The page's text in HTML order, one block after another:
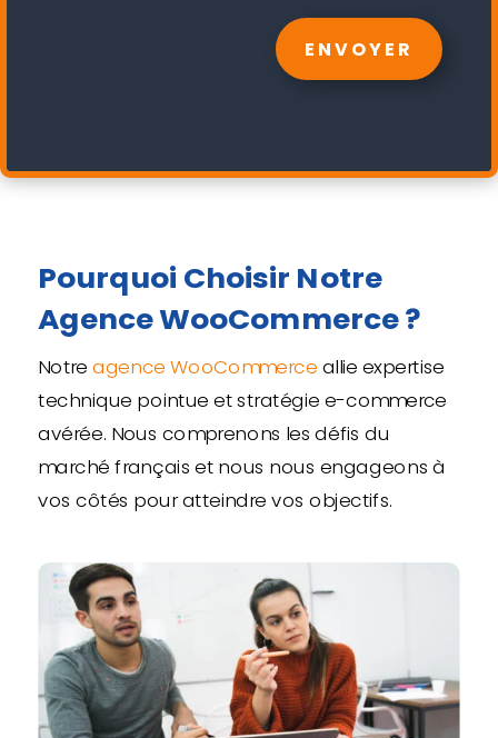
ENVOYER
Pourquoi Choisir Notre
Agence WooCommerce ?
Notre agence WooCommerce allie expertise
technique pointue et stratégie e-commerce
avérée. Nous comprenons les défis du
marché français et nous nous engageons à
vos côtés pour atteindre vos objectifs.